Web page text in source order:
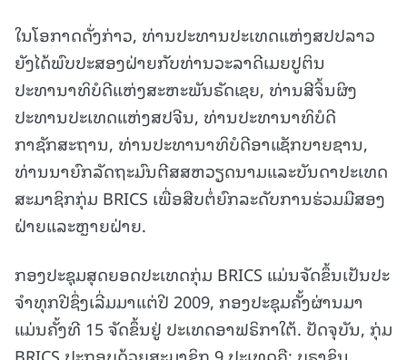
ໃນໂອກາດດັ່ງກ່າວ, ທ່ານປະທານປະເທດແຫ່ງສປປລາວ
ຍັງໄດ້ພົບປະສອງຝ່າຍກັບທ່ານວະລາດີເມຍປູຕິນ
ປະທານາທິບໍດີແຫ່ງສະຫະພັນຣັດເຊຍ, ທ່ານສີຈິ້ນຜິງ
ປະທານປະເທດແຫ່ງສປຈີນ, ທ່ານປະທານາທິບໍດີ
ກາຊັກສະຖານ, ທ່ານປະທານາທິບໍດີອາແຊັກບາຍຊານ,
ທ່ານນາຍົກລັດຖະມົນຕີສສຫວຽດນາມແລະບັນດາປະເທດ
ສະມາຊິກກຸ່ມ BRICS ເພື່ອສືບຕໍ່ຍົກລະດັບການຮ່ວມມືສອງ
ຝ່າຍແລະຫຼາຍຝ່າຍ.
ກອງປະຊຸມສຸດຍອດປະເທດກຸ່ມ BRICS ແມ່ນຈັດຂຶ້ນເປັນປະ
ຈໍາທຸກປີຊຶ່ງເລີ່ມມາແຕ່ປີ 2009, ກອງປະຊຸມຄັ້ງຜ່ານມາ
ແມ່ນຄັ້ງທີ 15 ຈັດຂຶ້ນຢູ່ ປະເທດອາຟຣິກາໃຕ້. ປັດຈຸບັນ, ກຸ່ມ